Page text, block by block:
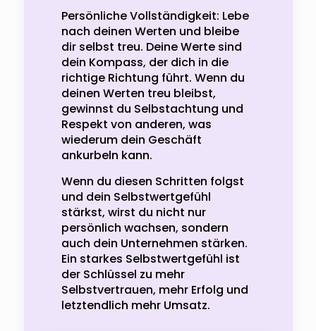
Persönliche Vollständigkeit: Lebe
nach deinen Werten und bleibe
dir selbst treu. Deine Werte sind
dein Kompass, der dich in die
richtige Richtung führt. Wenn du
deinen Werten treu bleibst,
gewinnst du Selbstachtung und
Respekt von anderen, was
wiederum dein Geschäft
ankurbeln kann.
Wenn du diesen Schritten folgst
und dein Selbstwertgefühl
stärkst, wirst du nicht nur
persönlich wachsen, sondern
auch dein Unternehmen stärken.
Ein starkes Selbstwertgefühl ist
der Schlüssel zu mehr
Selbstvertrauen, mehr Erfolg und
letztendlich mehr Umsatz.